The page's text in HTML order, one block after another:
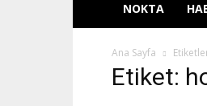
NOKTA
Ana Sayfa
Etiket: